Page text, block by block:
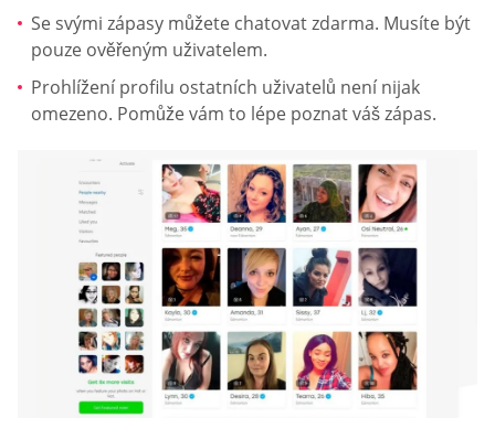
Se svými zápasy můžete chatovat zdarma. Musíte být
pouze ověřeným uživatelem.
Prohlížení profilu ostatních uživatelů není nijak
omezeno. Pomůže vám to lépe poznat váš zápas.